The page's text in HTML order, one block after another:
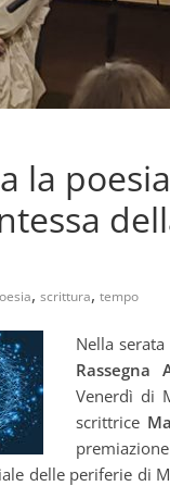
la
, scrittura, tempo
Nella serata
Rassegna
Venerdì di
scrittrice
delle periferie di